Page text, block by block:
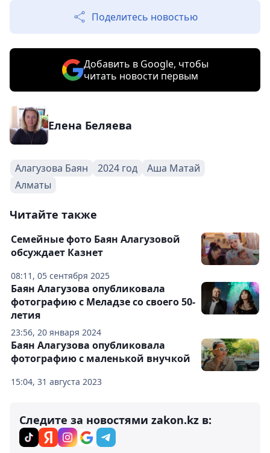
Поделитесь новостью
Добавить в Google, чтобы
читать новости первым
Елена Беляева
Алагузова Баян 2024 год
Аша Матай
Алматы
Читайте также
08:11, 05 сентября 2025
Семейные фото Баян Алагузовой
обсуждает Казнет
23:56, 20 января 2024
Баян Алагузова опубликовала
фотографию с Меладзе со своего 50-
летия
15:04, 31 августа 2023
Баян Алагузова опубликовала
фотографию с маленькой внучкой
Следите за новостями zakon.kz в: